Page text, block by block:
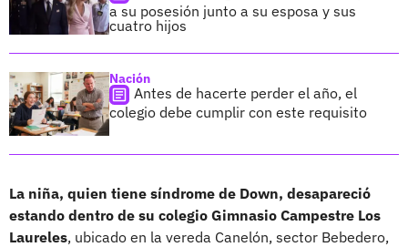
a su posesión junto a su esposa y sus
cuatro hijos
Nación
Antes de hacerte perder el año, el
colegio debe cumplir con este requisito
La niña, quien tiene síndrome de Down, desapareció
estando dentro de su colegio Gimnasio Campestre Los
Laureles, ubicado en la vereda Canelón, sector Bebedero,